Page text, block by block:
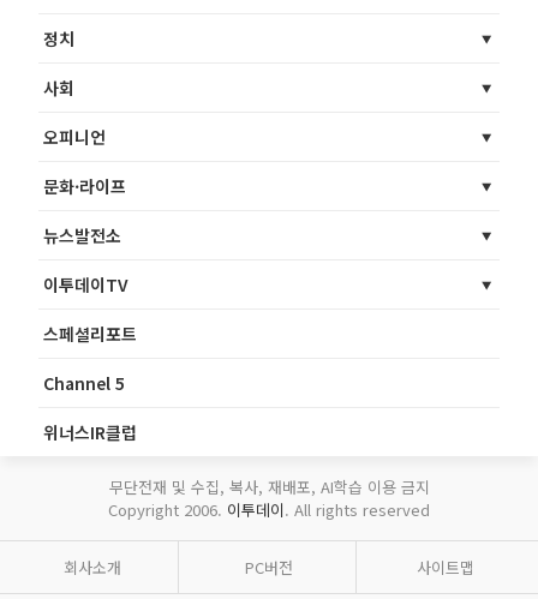
정치
사회
오피니언
문화·라이프
뉴스발전소
이투데이TV
스페셜리포트
Channel 5
위너스IR클럽
무단전재 및 수집, 복사, 재배포, AI학습 이용 금지
Copyright 2006. 이투데이. All rights reserved
회사소개 PC버전 사이트맵